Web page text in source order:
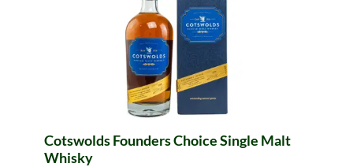
Cotswolds Founders Choice Single Malt
Whisky